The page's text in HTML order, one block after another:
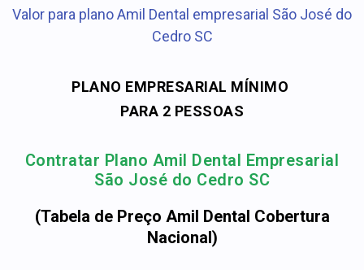
Valor para plano Amil Dental empresarial São José do
Cedro SC
PLANO EMPRESARIAL MÍNIMO
PARA 2 PESSOAS
Contratar Plano Amil Dental Empresarial
São José do Cedro SC
(Tabela de Preço Amil Dental Cobertura
Nacional)